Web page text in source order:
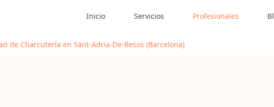
Inicio Servicios Profesionales
de Charcutería en Sant-Adria-De-Besos (Barcelona)